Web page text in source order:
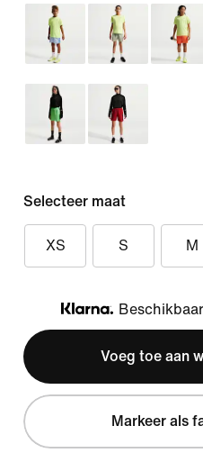
Selecteer maat
XS S M
Klarna
Voeg toe aan
Markeer als